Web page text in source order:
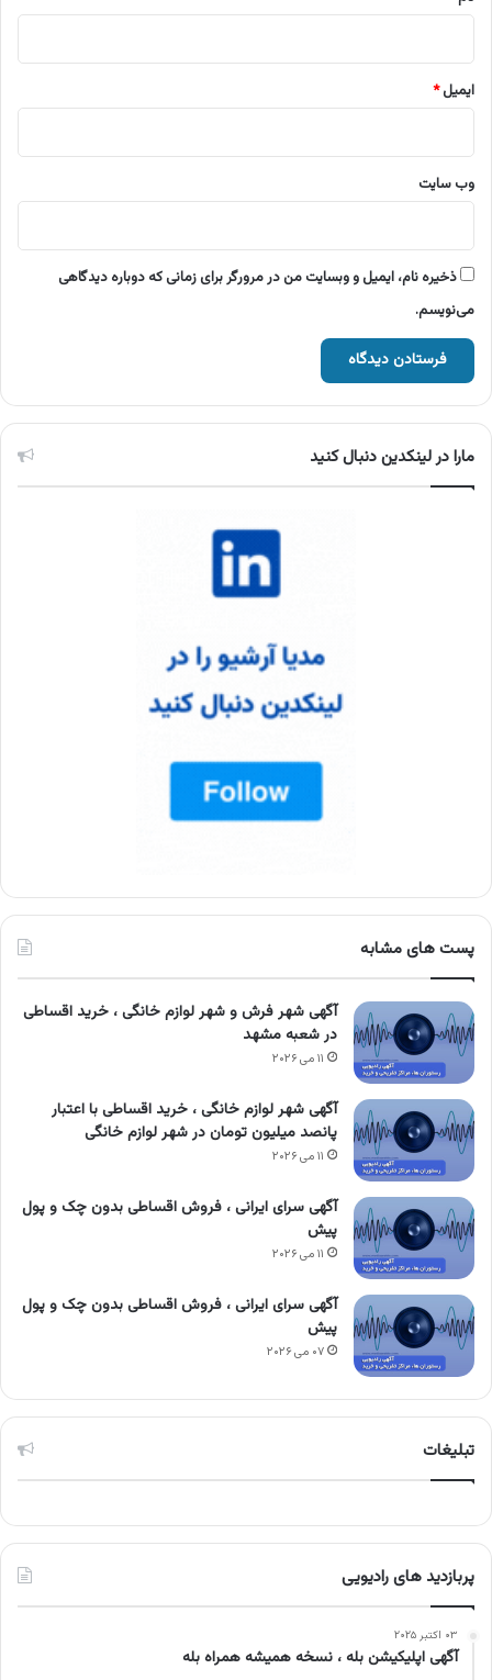
ایمیل*
وب‌ سایت
ذخیره نام، ایمیل و وبسایت من در مرورگر برای زمانی که دوباره دیدگاهی
می‌نویسم.
مارا در لینکدین دنبال کنید
پست های مشابه
آگهی شهر فرش و شهر لوازم خانگی ، خرید اقساطی
در شعبه مشهد
۱۱ می ۲۰۲۶
آگهی شهر لوازم خانگی ، خرید اقساطی با اعتبار
پانصد میلیون تومان در شهر لوازم خانگی
۱۱ می ۲۰۲۶
آگهی سرای ایرانی ، فروش اقساطی بدون چک و پول
پیش
۱۱ می ۲۰۲۶
آگهی سرای ایرانی ، فروش اقساطی بدون چک و پول
پیش
۰۷ می ۲۰۲۶
تبلیغات
پربازدید های رادیویی
۰۳ اکتبر ۲۰۲۵
آگهی اپلیکیشن بله ، نسخه همیشه همراه بله